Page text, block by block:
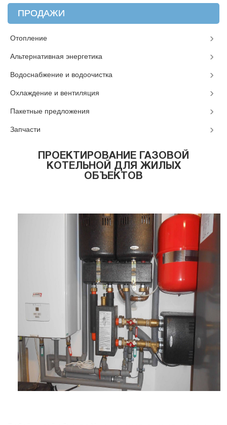
ПРОЕКТИРОВАНИЕ ГАЗОВОЙ
КОТЕЛЬНОЙ ДЛЯ ЖИЛЫХ
ОБЪЕКТОВ
ПРОДАЖИ
Отопление
Альтернативная энергетика
Водоснабжение и водоочистка
Охлаждение и вентиляция
Пакетные предложения
Запчасти